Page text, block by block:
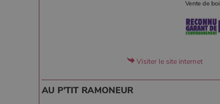
Visiter le site internet
AU P'TIT RAMONEUR